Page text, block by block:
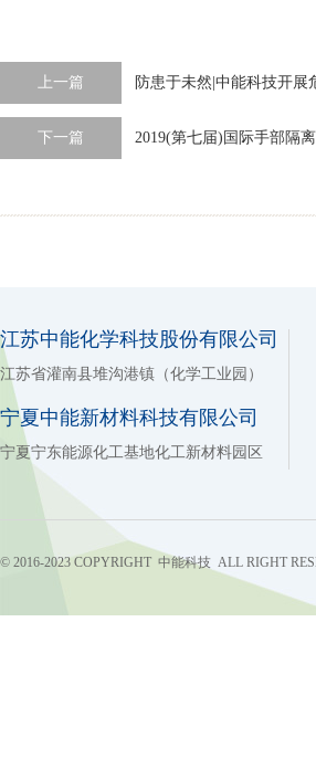
上一篇 防患于未然|中能科技开展
下一篇 2019(第七届)国际手部隔
江苏中能化学科技股份有限公司
江苏省灌南县堆沟港镇（化学工业园）
宁夏中能新材料科技有限公司
宁夏宁东能源化工基地化工新材料园区
© 2016-2023 COPYRIGHT 中能科技 ALL RIGHT